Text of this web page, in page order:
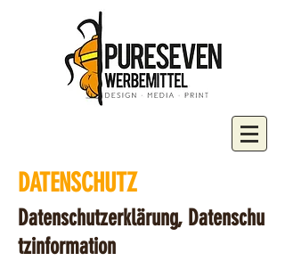
DATENSCHUTZ
Datenschutzerklärung, Datenschu
tzinformation